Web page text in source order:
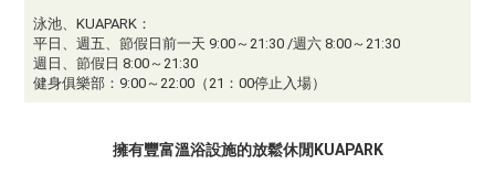
泳池、KUAPARK：
平日、週五、節假日前一天 9:00～21:30 /週六 8:00～21:30
週日、節假日 8:00～21:30
健身俱樂部：9:00～22:00（21：00停止入場）
擁有豐富溫浴設施的放鬆休閒KUAPARK